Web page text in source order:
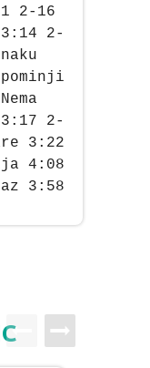
2-16
2-
2-
3:22
4:08
3:58